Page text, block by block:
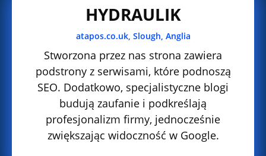
HYDRAULIK
atapos.co.uk, Slough, Anglia
Stworzona przez nas strona zawiera
podstrony z serwisami, które podnoszą
SEO. Dodatkowo, specjalistyczne blogi
budują zaufanie i podkreślają
profesjonalizm firmy, jednocześnie
zwiększając widoczność w Google.